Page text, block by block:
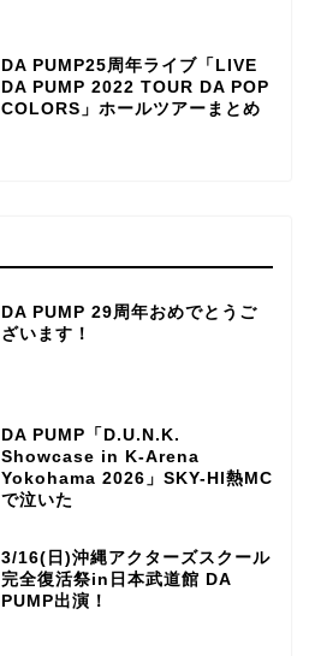
DA PUMP25周年ライブ「LIVE
DA PUMP 2022 TOUR DA POP
COLORS」ホールツアーまとめ
DA PUMP 29周年おめでとうご
ざいます！
DA PUMP「D.U.N.K.
Showcase in K-Arena
Yokohama 2026」SKY-HI熱MC
で泣いた
3/16(日)沖縄アクターズスクール
完全復活祭in日本武道館 DA
PUMP出演！